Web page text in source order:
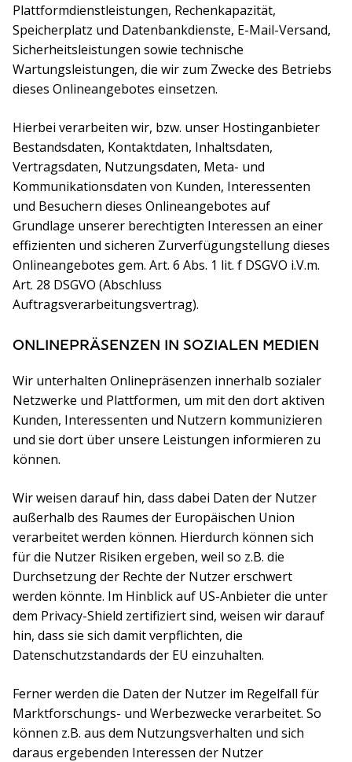
Plattformdienstleistungen, Rechenkapazität,
Speicherplatz und Datenbankdienste, E-Mail-Versand,
Sicherheitsleistungen sowie technische
Wartungsleistungen, die wir zum Zwecke des Betriebs
dieses Onlineangebotes einsetzen.
Hierbei verarbeiten wir, bzw. unser Hostinganbieter
Bestandsdaten, Kontaktdaten, Inhaltsdaten,
Vertragsdaten, Nutzungsdaten, Meta- und
Kommunikationsdaten von Kunden, Interessenten
und Besuchern dieses Onlineangebotes auf
Grundlage unserer berechtigten Interessen an einer
effizienten und sicheren Zurverfügungstellung dieses
Onlineangebotes gem. Art. 6 Abs. 1 lit. f DSGVO i.V.m.
Art. 28 DSGVO (Abschluss
Auftragsverarbeitungsvertrag).
ONLINEPRÄSENZEN IN SOZIALEN MEDIEN
Wir unterhalten Onlinepräsenzen innerhalb sozialer
Netzwerke und Plattformen, um mit den dort aktiven
Kunden, Interessenten und Nutzern kommunizieren
und sie dort über unsere Leistungen informieren zu
können.
Wir weisen darauf hin, dass dabei Daten der Nutzer
außerhalb des Raumes der Europäischen Union
verarbeitet werden können. Hierdurch können sich
für die Nutzer Risiken ergeben, weil so z.B. die
Durchsetzung der Rechte der Nutzer erschwert
werden könnte. Im Hinblick auf US-Anbieter die unter
dem Privacy-Shield zertifiziert sind, weisen wir darauf
hin, dass sie sich damit verpflichten, die
Datenschutzstandards der EU einzuhalten.
Ferner werden die Daten der Nutzer im Regelfall für
Marktforschungs- und Werbezwecke verarbeitet. So
können z.B. aus dem Nutzungsverhalten und sich
daraus ergebenden Interessen der Nutzer